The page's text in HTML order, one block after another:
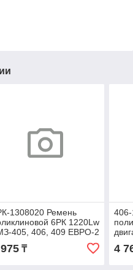
1308020 Ремень
6РК 1220Lw
405, 406, 409 ЕВРО-2
₸ 4